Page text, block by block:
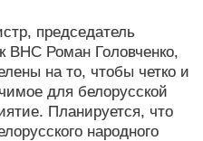
председатель
ВНС Роман Головченко,
на то, чтобы четко и
для белорусской
Планируется, что
народного